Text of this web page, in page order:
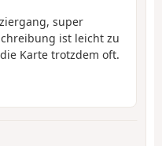
super
ist leicht zu
Karte trotzdem oft.